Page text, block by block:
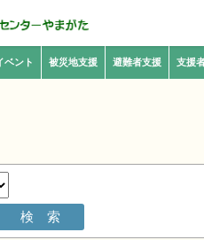
ベント 被災地支援 避難者支援 支援